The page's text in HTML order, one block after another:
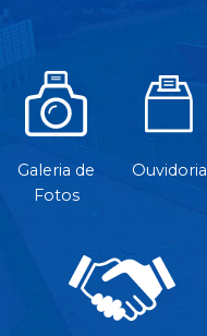
Galeria de
Fotos
Ouvidoria